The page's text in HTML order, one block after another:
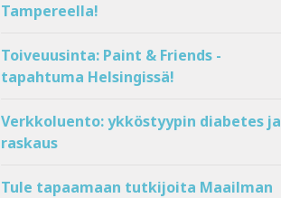
Tampereella!
Toiveuusinta: Paint & Friends -
tapahtuma Helsingissä!
Verkkoluento: ykköstyypin diabetes ja
raskaus
Tule tapaamaan tutkijoita Maailman